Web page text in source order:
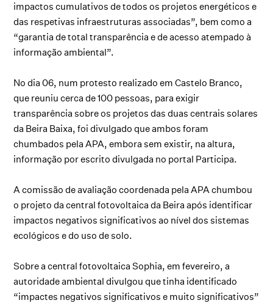
impactos cumulativos de todos os projetos energéticos e
das respetivas infraestruturas associadas”, bem como a
“garantia de total transparência e de acesso atempado à
informação ambiental”.
No dia 06, num protesto realizado em Castelo Branco,
que reuniu cerca de 100 pessoas, para exigir
transparência sobre os projetos das duas centrais solares
da Beira Baixa, foi divulgado que ambos foram
chumbados pela APA, embora sem existir, na altura,
informação por escrito divulgada no portal Participa.
A comissão de avaliação coordenada pela APA chumbou
o projeto da central fotovoltaica da Beira após identificar
impactos negativos significativos ao nível dos sistemas
ecológicos e do uso de solo.
Sobre a central fotovoltaica Sophia, em fevereiro, a
autoridade ambiental divulgou que tinha identificado
“impactes negativos significativos e muito significativos”